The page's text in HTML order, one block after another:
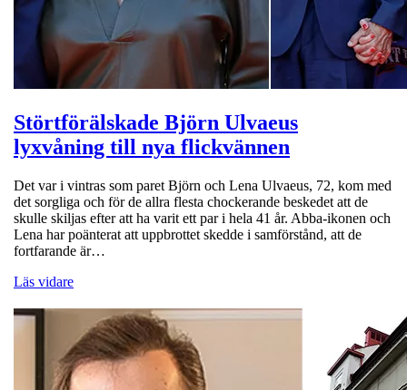
Störtförälskade Björn Ulvaeus
lyxvåning till nya flickvännen
Det var i vintras som paret Björn och Lena Ulvaeus, 72, kom med
det sorgliga och för de allra flesta chockerande beskedet att de
skulle skiljas efter att ha varit ett par i hela 41 år. Abba-ikonen och
Lena har poänterat att uppbrottet skedde i samförstånd, att de
fortfarande är…
Läs vidare